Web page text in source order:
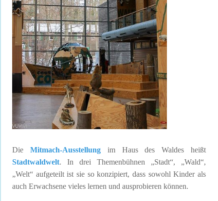
Die Mitmach-Ausstellungim Haus des Waldes heißt
Stadtwaldwelt. In drei Themenbühnen „Stadt“, „Wald“,
„Welt“ aufgeteilt ist sie so konzipiert, dass sowohl Kinder als
auch Erwachsene vieles lernen und ausprobieren können.